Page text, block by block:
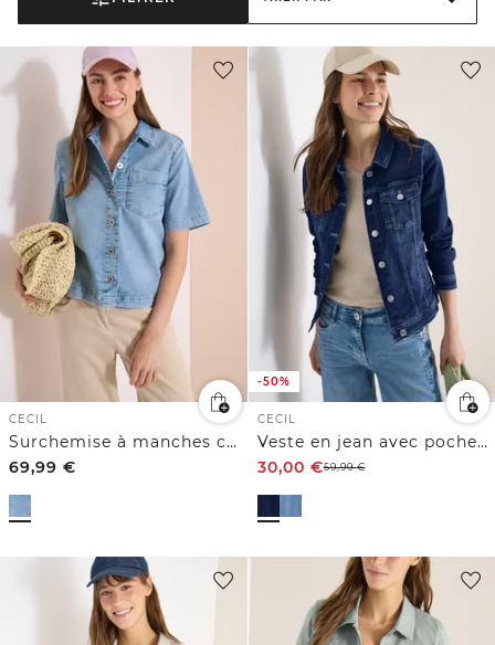
CECIL
Surchemise à manches courtes avec patte de boutonnage
69,99 €
-50%
CECIL
Veste en jean avec poches poitrine et boutons
30,00 €59,99€